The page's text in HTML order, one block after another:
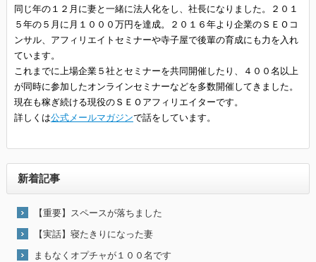
同じ年の１２月に妻と一緒に法人化をし、社長になりました。２０１
５年の５月に月１０００万円を達成。２０１６年より企業のＳＥＯコ
ンサル、アフィリエイトセミナーや寺子屋で後輩の育成にも力を入れ
ています。
これまでに上場企業５社とセミナーを共同開催したり、４００名以上
が同時に参加したオンラインセミナーなどを多数開催してきました。
現在も稼ぎ続ける現役のＳＥＯアフィリエイターです。
詳しくは公式メールマガジンで話をしています。
新着記事
【重要】スペースが落ちました
【実話】寝たきりになった妻
まもなくオプチャが１００名です